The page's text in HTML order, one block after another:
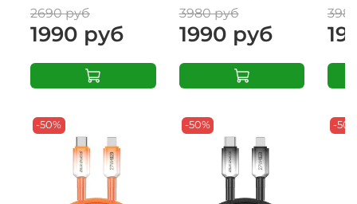
2690 руб
1990 руб
3980 руб
1990 руб
-50% -50% -